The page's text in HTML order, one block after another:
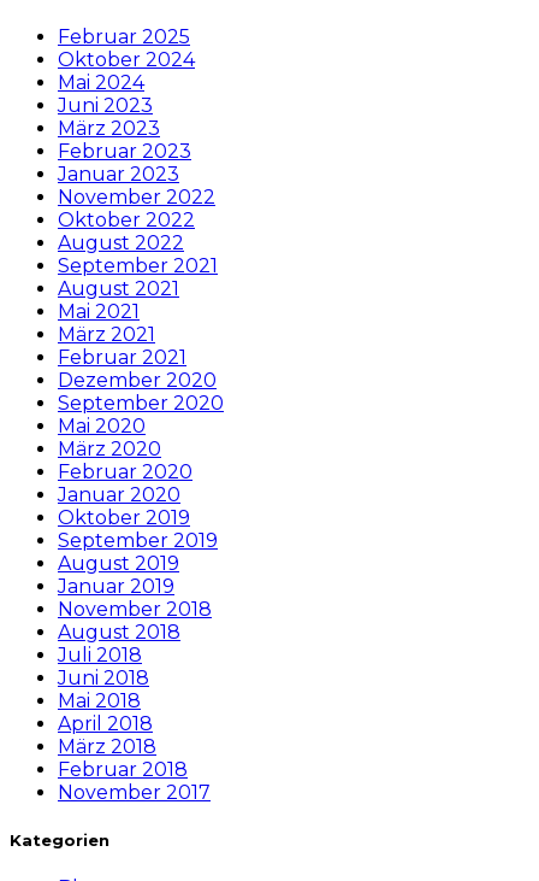
Februar 2025
Oktober 2024
Mai 2024
Juni 2023
März 2023
Februar 2023
Januar 2023
November 2022
Oktober 2022
August 2022
September 2021
August 2021
Mai 2021
März 2021
Februar 2021
Dezember 2020
September 2020
Mai 2020
März 2020
Februar 2020
Januar 2020
Oktober 2019
September 2019
August 2019
Januar 2019
November 2018
August 2018
Juli 2018
Juni 2018
Mai 2018
April 2018
März 2018
Februar 2018
November 2017
Kategorien